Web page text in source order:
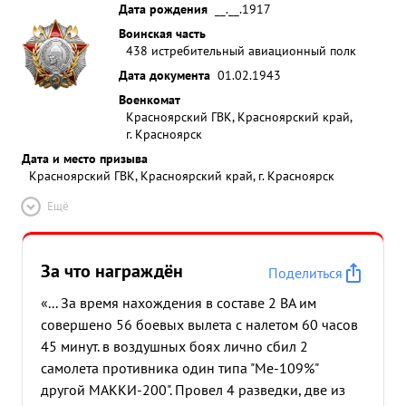
отроску "КРАСНОЕ ЗНАМЯ" ...»
Дата рождения
__.__.1917
Воинская часть
438 истребительный авиационный полк
Дата документа 01.02.1943
Военкомат
Красноярский ГВК, Красноярский край,
г. Красноярск
Дата и место призыва
Красноярский ГВК, Красноярский край, г. Красноярск
Ещё
За что награждён
Поделиться
«... За время нахождения в составе 2 ВА им
совершено 56 боевых вылета с налетом 60 часов
45 минут. в воздушных боях лично сбил 2
самолета противника один типа "Ме-109%"
другой МАККИ-200". Провел 4 разведки, две из